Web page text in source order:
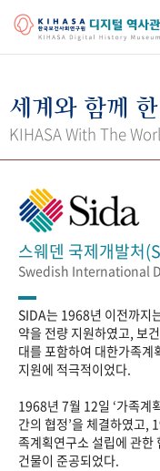
걸어온 길 기관 변천사
정책과 연구 키워드로
간행물 변천사
기록물 아카이브
사진 아카이브 문서
성과 50선 숫자로 보
세계와 함께 한 KIHASA
세계와 함께
KIHASA With The
스웨덴 국제개발처
Swedish International
SIDA는 1968년 이전까지
약을 전량 지원하였고, 보
대를 포함하여 대한가족계
지원에 적극적이었다.
1968년 7월 12일 ‘가족계
간의 협정’을 체결하였고,
족계획연구소 설립에 관한
건물이 준공되었다.